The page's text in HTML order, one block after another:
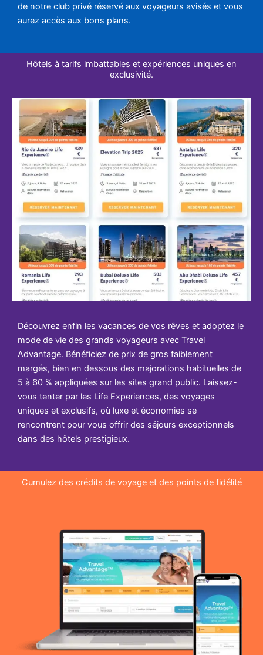
de notre club privé réservé aux voyageurs avisés et vous
aurez accès aux bons plans.
Hôtels à tarifs imbattables et expériences uniques en
exclusivité.
Découvrez enfin les vacances de vos rêves et adoptez le
mode de vie des grands voyageurs avec Travel
Advantage. Bénéficiez de prix de gros faiblement
margés, bien en dessous des majorations habituelles de
5 à 60 % appliquées sur les sites grand public. Laissez-
vous tenter par les Life Experiences, des voyages
uniques et exclusifs, où luxe et économies se
rencontrent pour vous offrir des séjours exceptionnels
dans des hôtels prestigieux.
Cumulez des crédits de voyage et des points de fidélité